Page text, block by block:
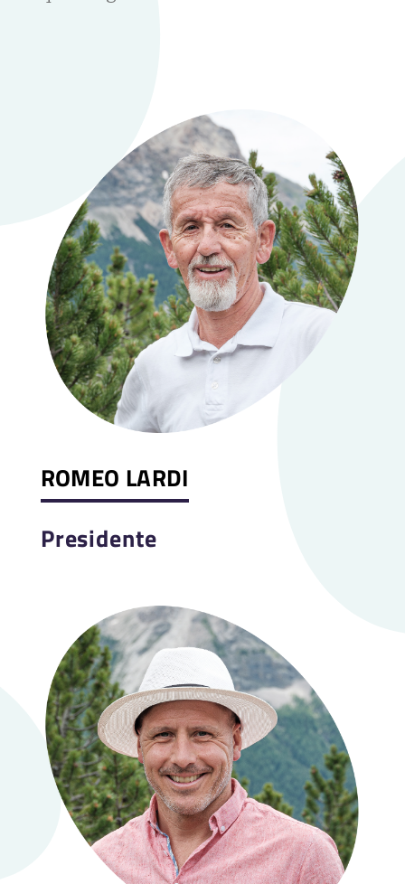
ROMEO LARDI
Presidente